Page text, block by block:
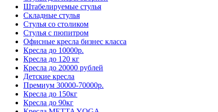
Штабелируемые стулья
Складные стулья
Стулья со столиком
Стулья с пюпитром
Офисные кресла бизнес класса
Кресла до 10000р.
Кресла до 120 кг
Кресла до 20000 рублей
Детские кресла
Премиум 30000-70000р.
Кресла до 150кг
Кресла до 90кг